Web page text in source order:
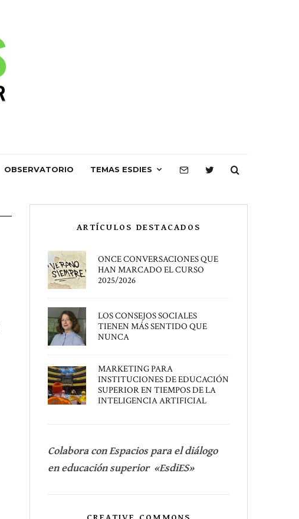
OBSERVATORIO TEMAS ESDIES
ARTÍCULOS DESTACADOS
ONCE CONVERSACIONES QUE
HAN MARCADO EL CURSO
2025/2026
LOS CONSEJOS SOCIALES
TIENEN MÁS SENTIDO QUE
NUNCA
MARKETING PARA
INSTITUCIONES DE EDUCACIÓN
SUPERIOR EN TIEMPOS DE LA
INTELIGENCIA ARTIFICIAL
Colabora con Espacios para el diálogo
en educación superior «EsdiES»